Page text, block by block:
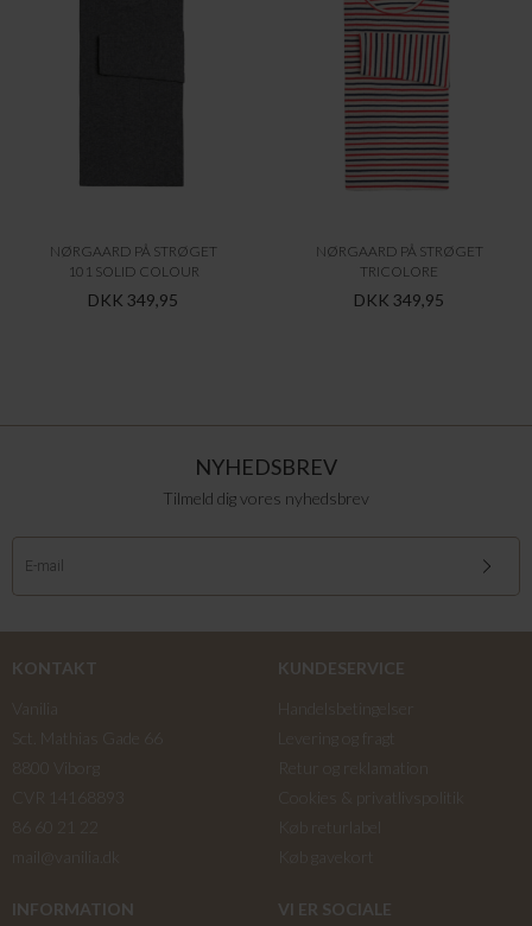
NØRGAARD PÅ STRØGET
101 SOLID COLOUR
DKK 349,95
NØRGAARD PÅ STRØGET
TRICOLORE
DKK 349,95
NYHEDSBREV
Tilmeld dig vores nyhedsbrev
KONTAKT
KUNDESERVICE
INFORMATION VI ER SOCIALE